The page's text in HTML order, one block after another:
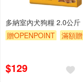
多納室內犬狗糧 2.0公斤
贈OPENPOINT
滿額贈
$129